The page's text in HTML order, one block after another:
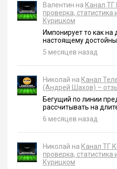
Валентин на Канал ТГ
проверка,
Курицком
Импонирует то как на
настоящему
5 месяцев назад
Николай на Канал
(Андрей Шахов) –
Бегущий по линии
рассчитывать на
6 месяцев назад
Николай на Канал ТГ
проверка,
Курицком